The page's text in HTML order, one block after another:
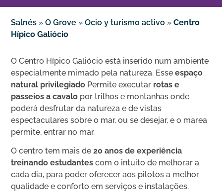
Salnés »O Grove »Ocio y turismo activo »Centro
Hípico Galiócio
O Centro Hípico Galiócio está inserido num ambiente
especialmente mimado pela natureza. Esseespaço
natural privilegiado Permite executar rotas e
passeios a cavalo por trilhos e montanhas onde
poderá desfrutar da natureza e de vistas
espectaculares sobre o mar, ou se desejar, e o marea
permite, entrar no mar.
O centro tem mais de20 anos de experiência
treinando estudantes com o intuito de melhorar a
cada dia, para poder oferecer aos pilotos a melhor
qualidade e conforto em serviços e instalações.